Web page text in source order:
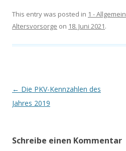
This entry was posted in 1 - Allgemein
Altersvorsorge on 18. Juni 2021.
Post navigation
← Die PKV-Kennzahlen des
Jahres 2019
Schreibe einen Kommentar